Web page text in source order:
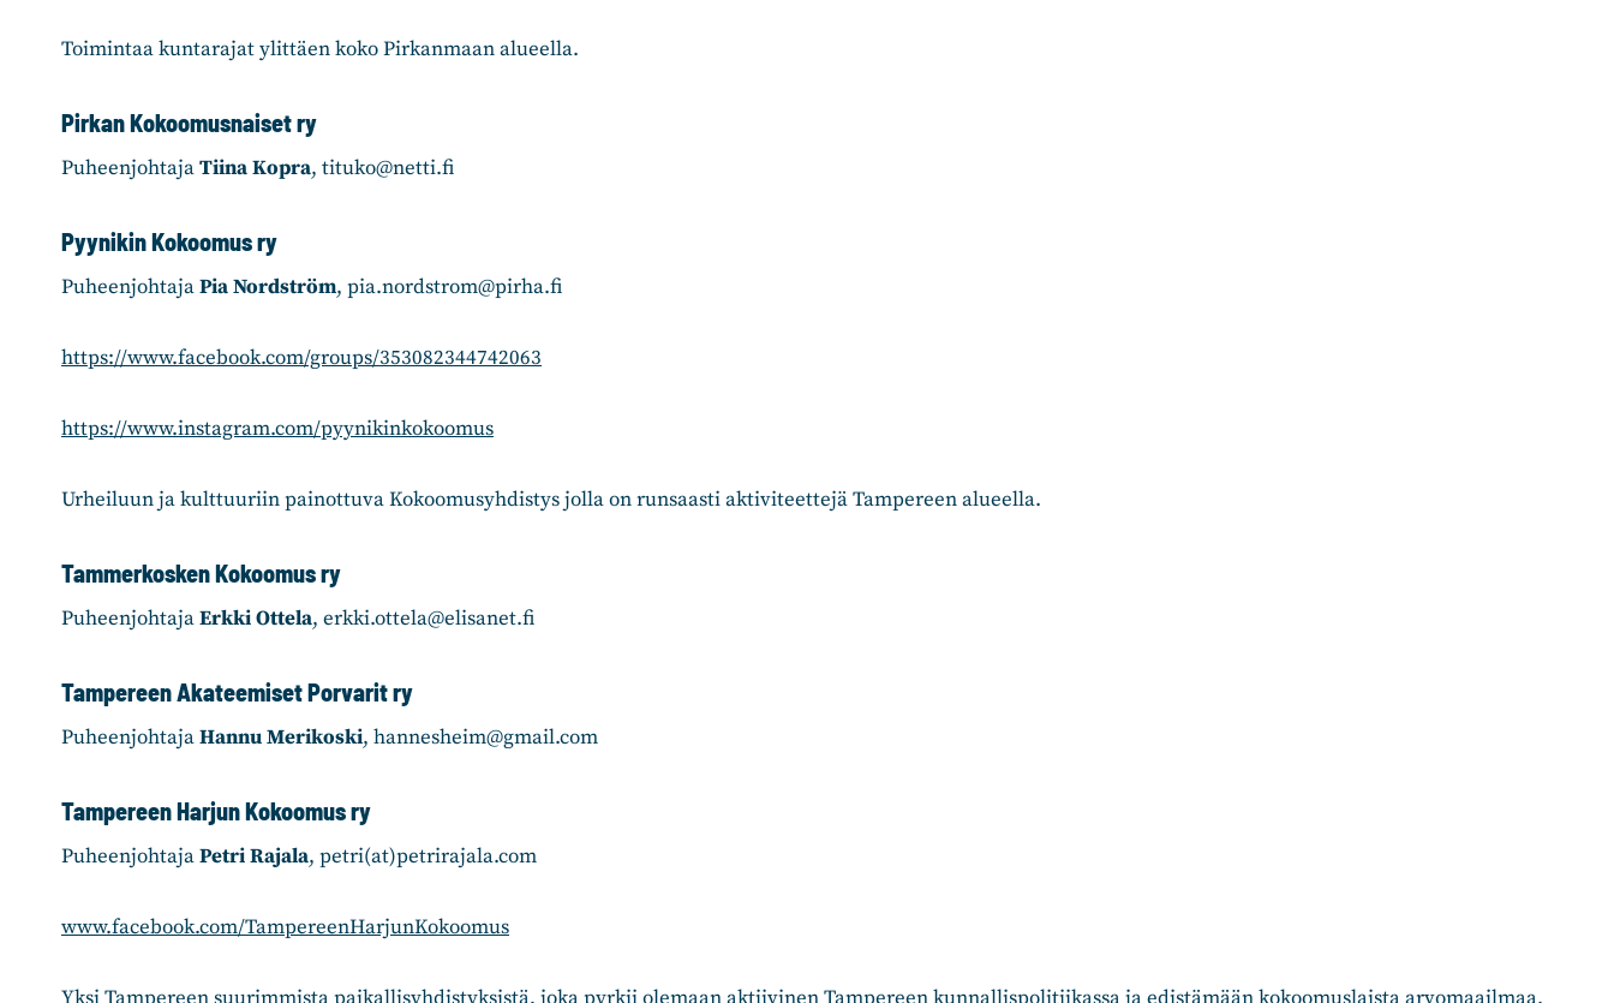
Toimintaa kuntarajat ylittäen koko Pirkanmaan alueella.
Pirkan Kokoomusnaiset ry
PuheenjohtajaTiina Kopra, tituko@netti.fi
Pyynikin Kokoomus ry
PuheenjohtajaPia Nordström, pia.nordstrom@pirha.fi
https://www.facebook.com/groups/353082344742063
https://www.instagram.com/pyynikinkokoomus
Urheiluun ja kulttuuriin painottuva Kokoomusyhdistys jolla on runsaasti aktiviteettejä Tampereen alueella.
Tammerkosken Kokoomus ry
PuheenjohtajaErkki Ottela, erkki.ottela@elisanet.fi
Tampereen Akateemiset Porvarit ry
PuheenjohtajaHannu Merikoski, hannesheim@gmail.com
Tampereen Harjun Kokoomus ry
PuheenjohtajaPetri Rajala, petri(at)petrirajala.com
www.facebook.com/TampereenHarjunKokoomus